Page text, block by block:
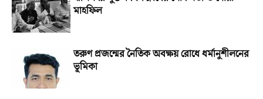
মাহফিল
তরুণ প্রজন্মের নৈতিক অবক্ষয় রোধে ধর্মানুশীলনের
ভূমিকা